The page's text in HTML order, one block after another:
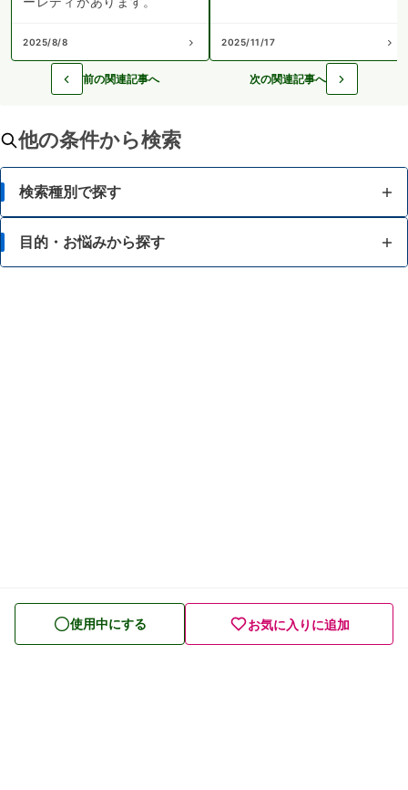
2025/8/8 2025/11/17
前の関連記事へ 次の関連記事へ
他の条件から検索
検索種別で探す
目的・お悩みから探す
目的・お悩みから探す
血糖値が気になる
使用中にする お気に入りに追加